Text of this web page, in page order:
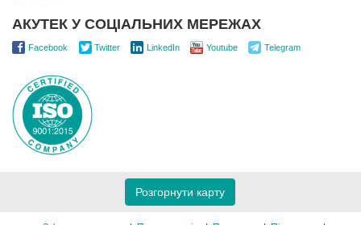
АКУТЕК У СОЦІАЛЬНИХ МЕРЕЖАХ
Facebook Twitter LinkedIn Youtube Telegram
Розгорнути карту